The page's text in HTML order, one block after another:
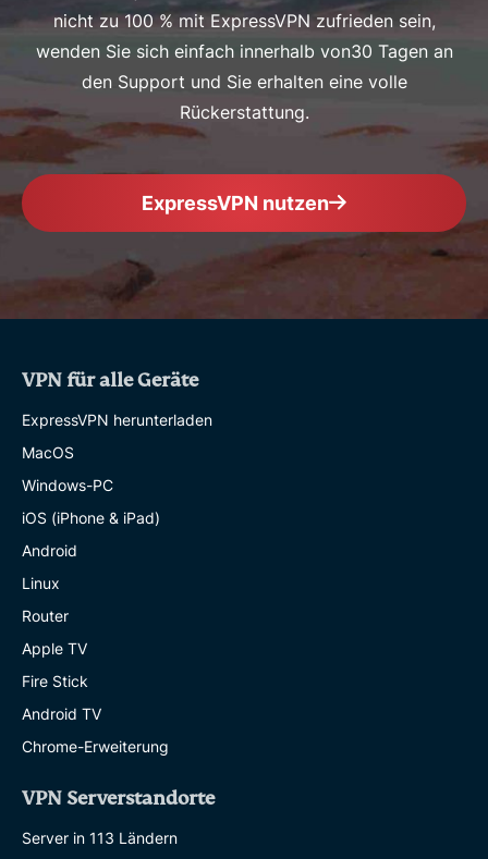
nicht zu 100 % mit ExpressVPN zufrieden sein,
wenden Sie sich einfach innerhalb von30 Tagen an
den Support und Sie erhalten eine volle
Rückerstattung.
ExpressVPN nutzen
VPN für alle Geräte
ExpressVPN herunterladen
MacOS
Windows-PC
iOS (iPhone & iPad)
Android
Linux
Router
Apple TV
Fire Stick
Android TV
Chrome-Erweiterung
VPN Serverstandorte
Server in 113 Ländern